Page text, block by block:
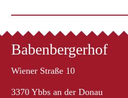
Babenbergerhof
Wiener Straße 10
3370 Ybbs an der Donau